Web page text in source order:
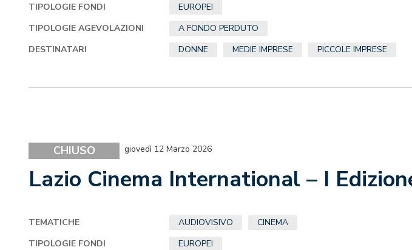
TIPOLOGIE FONDI
EUROPEI
TIPOLOGIE AGEVOLAZIONI
A FONDO PERDUTO
DESTINATARI
DONNE MEDIE IMPRESE PICCOLE IMPRESE
CHIUSO giovedì 12 Marzo 2026
Lazio Cinema International – I
TEMATICHE AUDIOVISIVO
CINEMA
TIPOLOGIE FONDI
EUROPEI